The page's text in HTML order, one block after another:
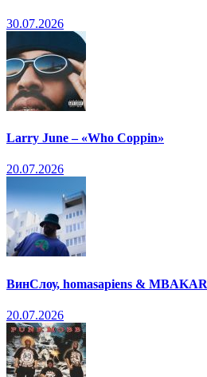
30.07.2026
Larry June – «Who Coppin»
20.07.2026
ВинСлоу, homasapiens &
20.07.2026